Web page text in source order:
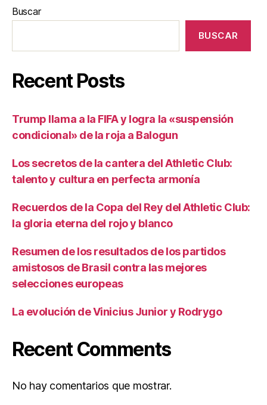
Buscar
BUSCAR
Recent Posts
Trump llama a la FIFA y logra la «suspensión
condicional» de la roja a Balogun
Los secretos de la cantera del Athletic Club:
talento y cultura en perfecta armonía
Recuerdos de la Copa del Rey del Athletic Club:
la gloria eterna del rojo y blanco
Resumen de los resultados de los partidos
amistosos de Brasil contra las mejores
selecciones europeas
La evolución de Vinicius Junior y Rodrygo
Recent Comments
No hay comentarios que mostrar.